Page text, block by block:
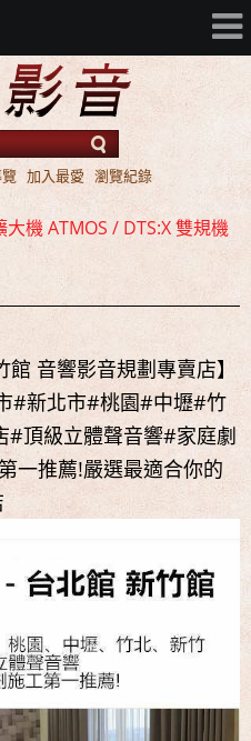
加入最愛 瀏覽紀錄
機 ATMOS / DTS:X 雙規機
種 全面上市
環控系統 現場展示 熱售
全景聲11聲道現場展示
試聽
機 ATMOS / DTS:X 雙規機
種 全面上市
環控系統 現場展示 熱售
全景聲11聲道現場展示
音響影音規劃專賣店】
#新北市#桃園#中壢#竹
#頂級立體聲音響#家庭劇
一推薦!嚴選最適合你的